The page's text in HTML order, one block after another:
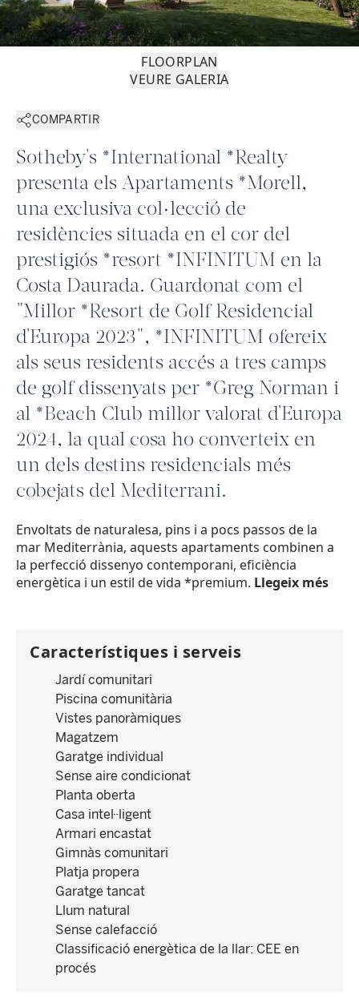
FLOORPLAN
VEURE GALERIA
COMPARTIR
Sotheby's *International *Realty
presenta els Apartaments *Morell,
una exclusiva col·lecció de
residències situada en el cor del
prestigiós *resort *INFINITUM en la
Costa Daurada. Guardonat com el
"Millor *Resort de Golf Residencial
d'Europa 2023", *INFINITUM ofereix
als seus residents accés a tres camps
de golf dissenyats per *Greg Norman i
al *Beach Club millor valorat d'Europa
2024, la qual cosa ho converteix en
un dels destins residencials més
cobejats del Mediterrani.
Envoltats de naturalesa, pins i a pocs passos de la
mar Mediterrània, aquests apartaments combinen a
la perfecció dissenyo contemporani, eficiència
energètica i un estil de vida *premium. Llegeix més
Característiques i serveis
Jardí comunitari
Piscina comunitària
Vistes panoràmiques
Magatzem
Garatge individual
Sense aire condicionat
Planta oberta
Casa intel·ligent
Armari encastat
Gimnàs comunitari
Platja propera
Garatge tancat
Llum natural
Sense calefacció
Classificació energètica de la llar: CEE en
procés